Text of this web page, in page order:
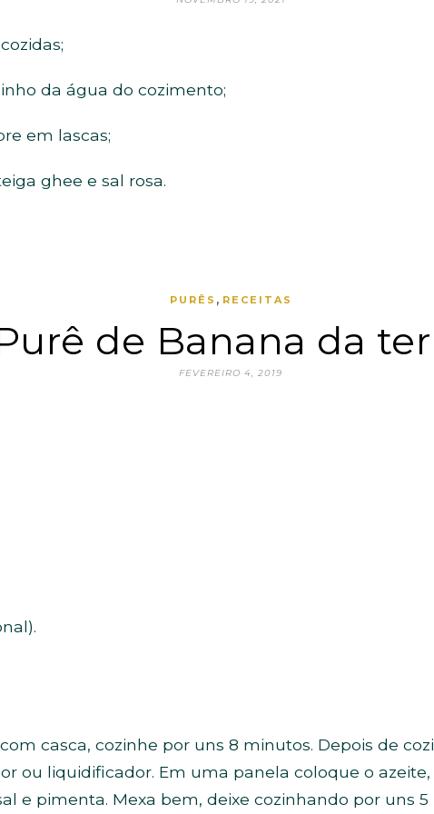
da água do cozimento;
em lascas;
ghee e sal rosa.
PURÊS , RECEITAS
de Banana da
FEVEREIRO 4, 2019
casca, cozinhe por uns 8 minutos. Depois de
ou liquidificador. Em uma panela coloque o
e pimenta. Mexa bem, deixe cozinhando por uns 5